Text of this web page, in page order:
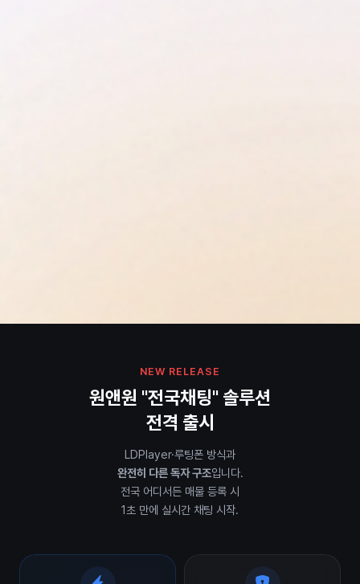
NEW RELEASE
원앤원 "전국채팅" 솔루션
전격 출시
LDPlayer·루팅폰 방식과
완전히 다른 독자 구조입니다.
전국 어디서든 매물 등록 시
1초 만에 실시간 채팅 시작.